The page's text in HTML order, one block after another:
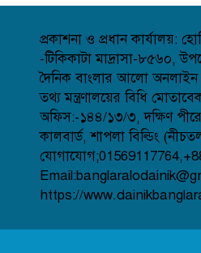
প্রকাশনা ও প্রধান কার্যালয়:
-টিকিকাটা মাদ্রাসা-৮৫৬০,
দৈনিক বাংলার আলো অনলাইন
তথ্য মন্ত্রণালয়ের বিধি
অফিস:-১৪৪/১৩/৩, দক্ষিণ
কালবার্ড, শাপলা বিল্ডিং
https://